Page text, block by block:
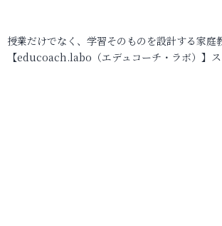
授業だけでなく、学習そのものを設計する家庭
【educoach.labo（エデュコーチ・ラボ）】